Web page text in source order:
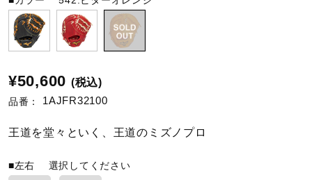
卓球
ソフトボール
¥50,600 (税込)
品番： 1AJFR32100
王道を堂々といく、王道のミズノプロ
■左右 選択してください